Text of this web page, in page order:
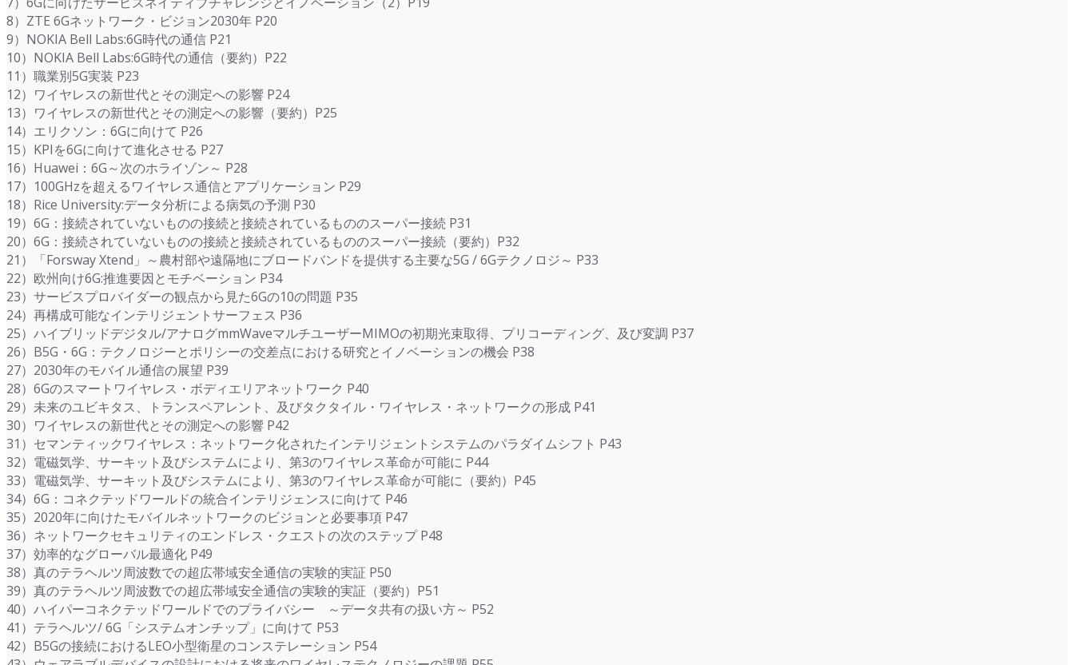
8）ZTE 6Gネットワーク・ビジョン2030年 P20
9）NOKIA Bell Labs:6G時代の通信 P21
10）NOKIA Bell Labs:6G時代の通信（要約）P22
11）職業別5G実装 P23
12）ワイヤレスの新世代とその測定への影響 P24
13）ワイヤレスの新世代とその測定への影響（要約）P25
14）エリクソン：6Gに向けて P26
15）KPIを6Gに向けて進化させる P27
16）Huawei：6G～次のホライゾン～ P28
17）100GHzを超えるワイヤレス通信とアプリケーション P29
18）Rice University:データ分析による病気の予測 P30
19）6G：接続されていないものの接続と接続されているもののスーパー接続 P31
20）6G：接続されていないものの接続と接続されているもののスーパー接続（要約）P32
21）「Forsway Xtend」～農村部や遠隔地にブロードバンドを提供する主要な5G / 6Gテクノロジ～ P33
22）欧州向け6G:推進要因とモチベーション P34
23）サービスプロバイダーの観点から見た6Gの10の問題 P35
24）再構成可能なインテリジェントサーフェス P36
25）ハイブリッドデジタル/アナログmmWaveマルチユーザーMIMOの初期光束取得、プリコーディング、及び変調 P37
26）B5G・6G：テクノロジーとポリシーの交差点における研究とイノベーションの機会 P38
27）2030年のモバイル通信の展望 P39
28）6Gのスマートワイヤレス・ボディエリアネットワーク P40
29）未来のユビキタス、トランスペアレント、及びタクタイル・ワイヤレス・ネットワークの形成 P41
30）ワイヤレスの新世代とその測定への影響 P42
31）セマンティックワイヤレス：ネットワーク化されたインテリジェントシステムのパラダイムシフト P43
32）電磁気学、サーキット及びシステムにより、第3のワイヤレス革命が可能に P44
33）電磁気学、サーキット及びシステムにより、第3のワイヤレス革命が可能に（要約）P45
34）6G：コネクテッドワールドの統合インテリジェンスに向けて P46
35）2020年に向けたモバイルネットワークのビジョンと必要事項 P47
36）ネットワークセキュリティのエンドレス・クエストの次のステップ P48
37）効率的なグローバル最適化 P49
38）真のテラヘルツ周波数での超広帯域安全通信の実験的実証 P50
39）真のテラヘルツ周波数での超広帯域安全通信の実験的実証（要約）P51
40）ハイパーコネクテッドワールドでのプライバシー ～データ共有の扱い方～ P52
41）テラヘルツ/ 6G「システムオンチップ」に向けて P53
42）B5Gの接続におけるLEO小型衛星のコンステレーション P54